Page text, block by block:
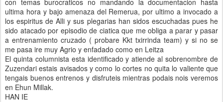
con temas burocraticos no mandando la documentacion hasta
ultima hora y bajo amenaza del Remerua, por ultimo a invocado a
los espiritus de Alli y sus plegarias han sidos escuchadas pues he
sido atacado por episodio de ciatica que me obliga a parar y pasar
a entrenamiento cruzado ( probare Kkt txirrinda team) y si no se
me pasa ire muy Agrio y enfadado como en Leitza
El quinta columnista esta identificado y atiende al sobrenombre de
Zuzendari estais avisados y como lo cortes no quita lo valiente que
tengais buenos entrenos y disfruteis mientras podais nois veremos
en Ehun Millak.
HAN IE